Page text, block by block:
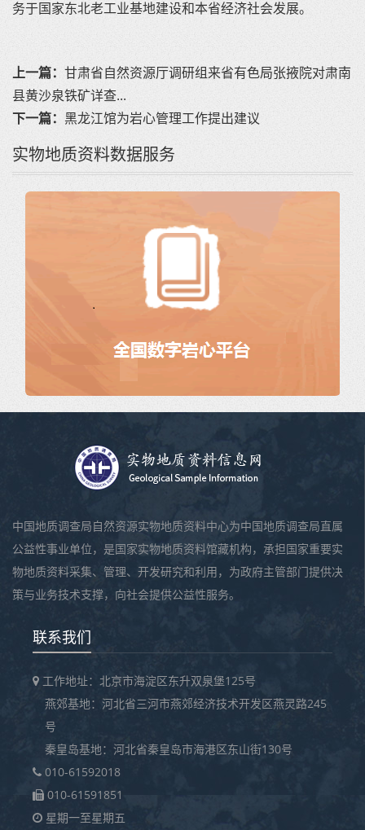
务于国家东北老工业基地建设和本省经济社会发展。
上一篇： 甘肃省自然资源厅调研组来省有色局张掖院对肃南
县黄沙泉铁矿详查...
下一篇： 黑龙江馆为岩心管理工作提出建议
实物地质资料数据服务
中国地质调查局自然资源实物地质资料中心为中国地质调查局直属
公益性事业单位，是国家实物地质资料馆藏机构，承担国家重要实
物地质资料采集、管理、开发研究和利用，为政府主管部门提供决
策与业务技术支撑，向社会提供公益性服务。
联系我们
工作地址：北京市海淀区东升双泉堡125号
燕郊基地：河北省三河市燕郊经济技术开发区燕灵路245
号
秦皇岛基地：河北省秦皇岛市海港区东山街130号
010-61592018
010-61591851
星期一至星期五